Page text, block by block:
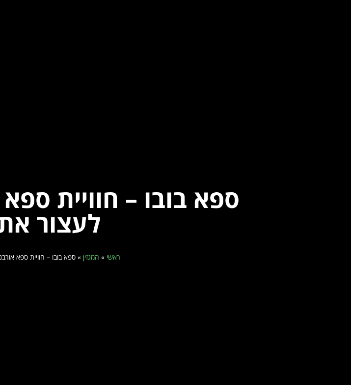
ספא בובו – חוויית
לעצור
ראשי » המגזין » ספא בובו – חוויית ספא